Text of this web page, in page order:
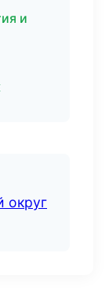
и
округ